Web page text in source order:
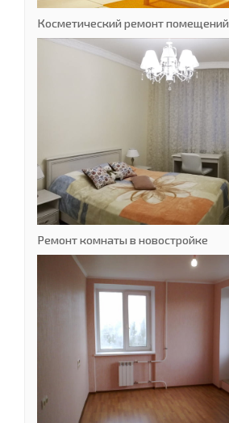
Косметический ремонт помещений
Ремонт комнаты в новостройке